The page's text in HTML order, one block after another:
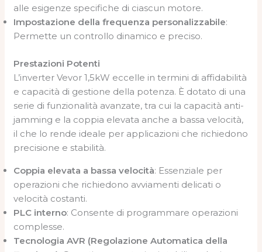
alle esigenze specifiche di ciascun motore.
Impostazione della frequenza personalizzabile:
Permette un controllo dinamico e preciso.
Prestazioni Potenti
L’inverter Vevor 1,5kW eccelle in termini di affidabilità
e capacità di gestione della potenza. È dotato di una
serie di funzionalità avanzate, tra cui la capacità anti-
jamming e la coppia elevata anche a bassa velocità,
il che lo rende ideale per applicazioni che richiedono
precisione e stabilità.
Coppia elevata a bassa velocità: Essenziale per
operazioni che richiedono avviamenti delicati o
velocità costanti.
PLC interno: Consente di programmare operazioni
complesse.
Tecnologia AVR (Regolazione Automatica della